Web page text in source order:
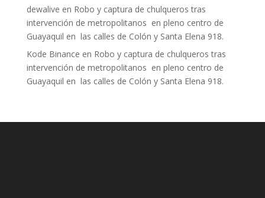
dewalive en Robo y captura de chulqueros tras
intervención de metropolitanos en pleno centro de
Guayaquil en las calles de Colón y Santa Elena 918.
Kode Binance en Robo y captura de chulqueros tras
intervención de metropolitanos en pleno centro de
Guayaquil en las calles de Colón y Santa Elena 918.